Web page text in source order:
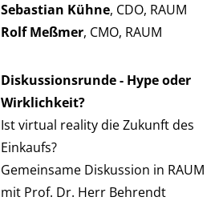
Sebastian Kühne, CDO, RAUM
Rolf Meßmer, CMO, RAUM
Diskussionsrunde - Hype oder
Wirklichkeit?
Ist virtual reality die Zukunft des
Einkaufs?
Gemeinsame Diskussion in RAUM
mit Prof. Dr. Herr Behrendt